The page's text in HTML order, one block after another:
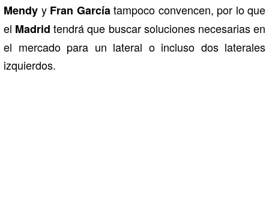
Mendy y Fran Garcíatampoco convencen, por lo que
el Madridtendrá que buscar soluciones necesarias en
el mercado para un lateral o incluso dos laterales
izquierdos.